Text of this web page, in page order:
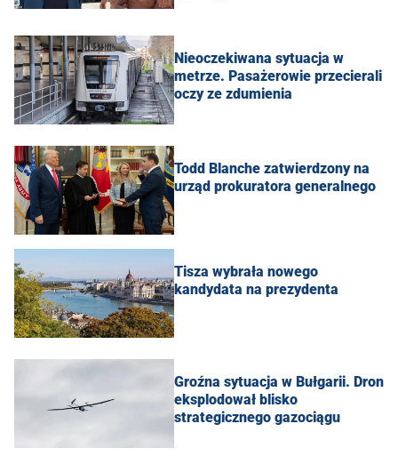
Nieoczekiwana sytuacja w
metrze. Pasażerowie przecierali
oczy ze zdumienia
Todd Blanche zatwierdzony na
urząd prokuratora generalnego
Tisza wybrała nowego
kandydata na prezydenta
Groźna sytuacja w Bułgarii. Dron
eksplodował blisko
strategicznego gazociągu